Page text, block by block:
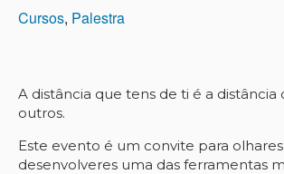
Cursos, Palestra
A distância que tens de ti é a distância
outros.
Este evento é um convite para
desenvolveres uma das ferramentas